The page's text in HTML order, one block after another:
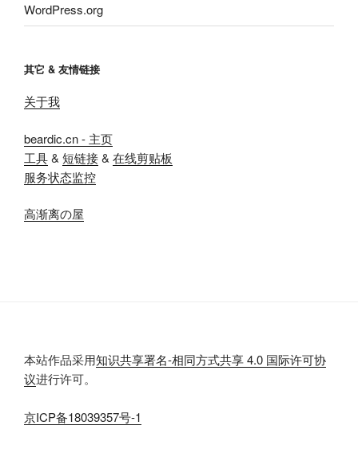
WordPress.org
其它 & 友情链接
关于我
beardic.cn - 主页
工具& 短链接& 在线剪贴板
服务状态监控
高渐离の屋
本站作品采用知识共享署名-相同方式共享 4.0 国际许可协
议进行许可。
京ICP备18039357号-1